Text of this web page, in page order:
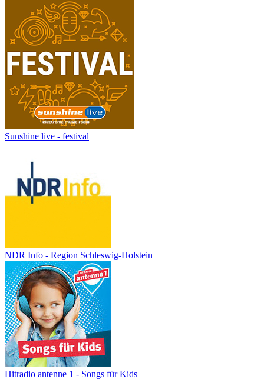
Sunshine live - festival
NDR Info - Region Schleswig-Holstein
Hitradio antenne 1 - Songs für Kids